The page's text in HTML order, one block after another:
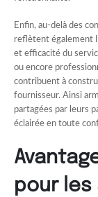
Enfin, au-delà des
reflètent également
et efficacité du
ou encore
contribuent à
fournisseur. Ainsi
partagées par leurs
éclairée en toute
pour